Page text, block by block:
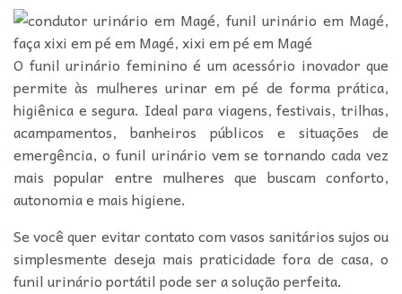
O funil urinário feminino é um acessório inovador que
permite às mulheres urinar em pé de forma prática,
higiênica e segura. Ideal para viagens, festivais, trilhas,
acampamentos, banheiros públicos e situações de
emergência, o funil urinário vem se tornando cada vez
mais popular entre mulheres que buscam conforto,
autonomia e mais higiene.
Se você quer evitar contato com vasos sanitários sujos ou
simplesmente deseja mais praticidade fora de casa, o
funil urinário portátil pode ser a solução perfeita.